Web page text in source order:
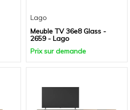
Lago
Meuble TV 36e8 Glass -
2659 - Lago
Prix sur demande